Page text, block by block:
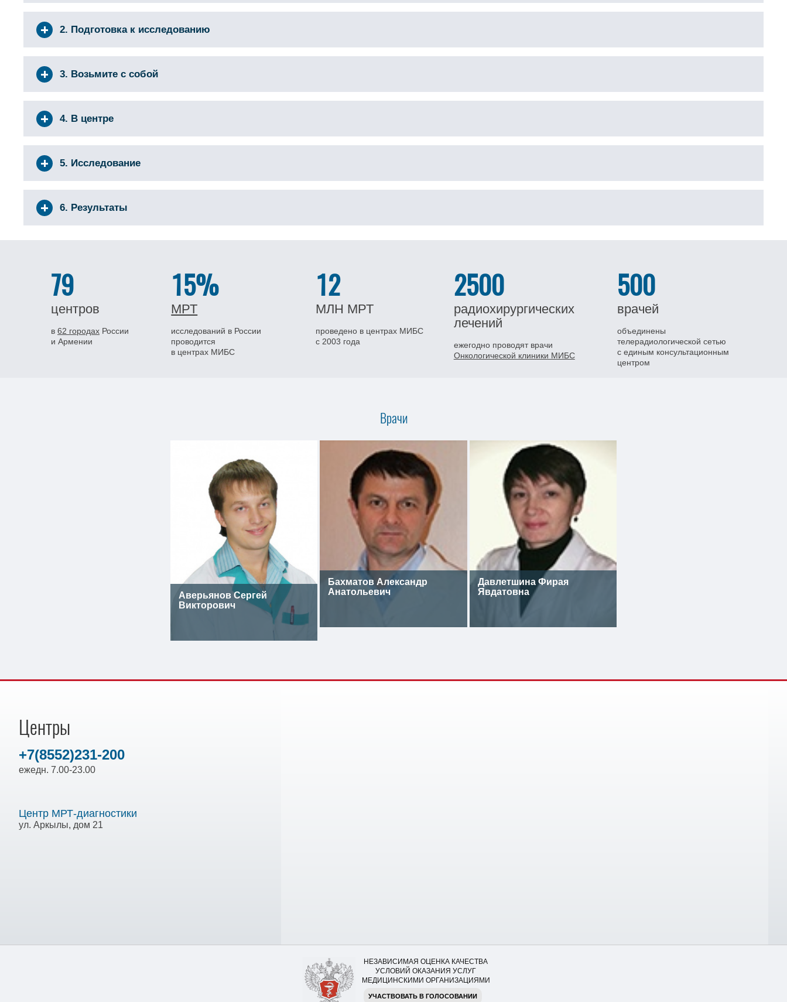
2. Подготовка к исследованию
3. Возьмите с собой
4. В центре
5. Исследование
6. Результаты
79
центров
в 62 городах России
и Армении
15%
МРТ
исследований в России
проводится
в центрах МИБС
12
МЛН МРТ
проведено в центрах МИБС
с 2003 года
2500
радиохирургических
лечений
ежегодно проводят врачи
Онкологической клиники МИБС
500
врачей
объединены
телерадиологической сетью
с единым консультационным
центром
Врачи
Аверьянов Сергей
Викторович
Бахматов Александр
Анатольевич
Давлетшина Фирая
Явдатовна
Центры
+7(8552)231-200
ежедн. 7.00-23.00
Центр МРТ-диагностики
ул. Аркылы, дом 21
НЕЗАВИСИМАЯ ОЦЕНКА КАЧЕСТВА
УСЛОВИЙ ОКАЗАНИЯ УСЛУГ
МЕДИЦИНСКИМИ ОРГАНИЗАЦИЯМИ
УЧАСТВОВАТЬ В ГОЛОСОВАНИИ